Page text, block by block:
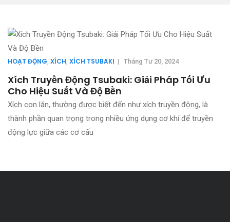
HOẠT ĐỘNG, XÍCH, XÍCH TSUBAKI | Tháng Tư 20, 2024
Xích Truyền Động Tsubaki: Giải Pháp Tối Ưu
Cho Hiệu Suất Và Độ Bền
Xích con lăn, thường được biết đến như xích truyền động, là
thành phần quan trọng trong nhiều ứng dụng cơ khí để truyền
động lực giữa các cơ cấu